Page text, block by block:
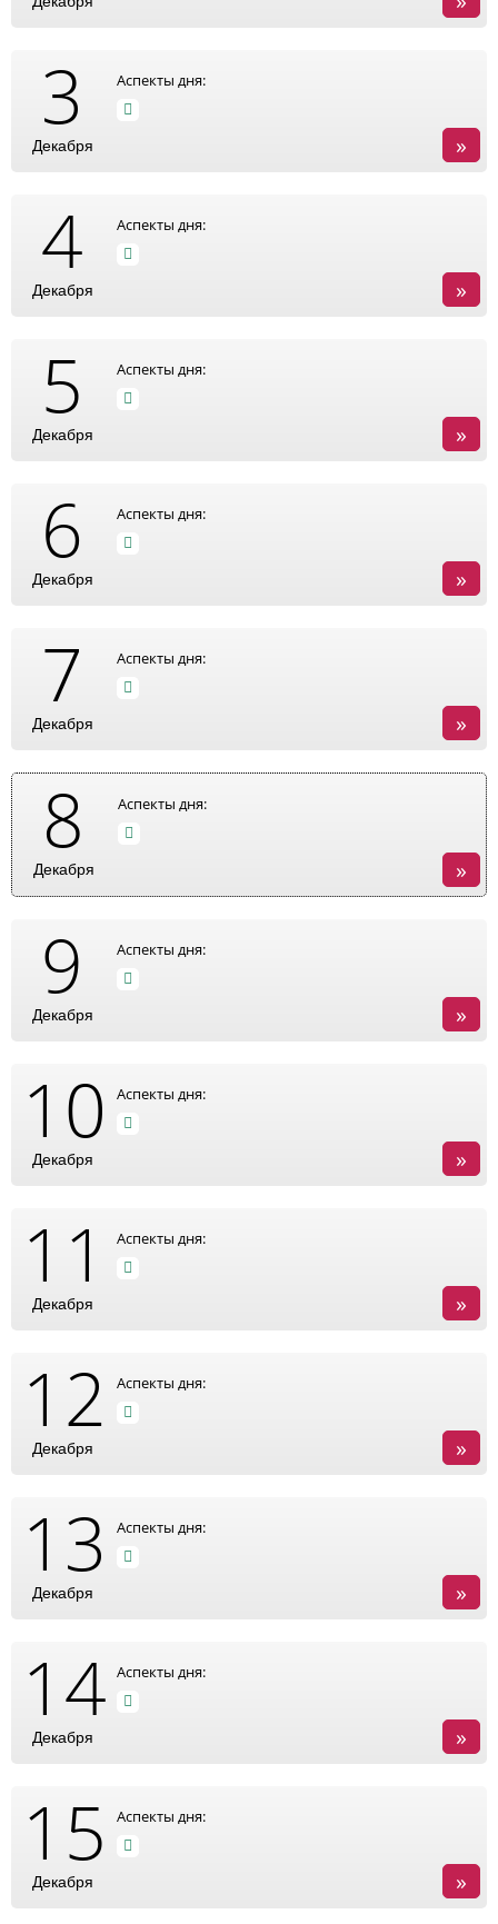
3
Декабря
Аспекты дня:
»
4
Декабря
Аспекты дня:
»
5
Декабря
Аспекты дня:
»
6
Декабря
Аспекты дня:
»
7
Декабря
Аспекты дня:
»
8
Декабря
Аспекты дня:
»
9
Декабря
Аспекты дня:
»
10
Декабря
Аспекты дня:
»
11
Декабря
Аспекты дня:
»
12
Декабря
Аспекты дня:
»
13
Декабря
Аспекты дня:
»
14
Декабря
Аспекты дня:
»
15
Декабря
Аспекты дня:
»